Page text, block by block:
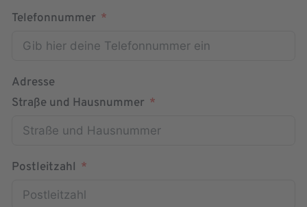
Telefonnummer
Adresse
Straße und Hausnummer
Postleitzahl